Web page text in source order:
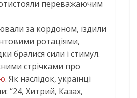
переважаючим
за кордоном, їздили
ротаціями,
бралися сили і стимул.
стрічками про
. Як наслідок, українці
“24, Хитрий, Казах,